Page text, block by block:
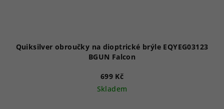
Quiksilver obroučky na dioptrické brýle EQYEG03123
BGUN Falcon
699 Kč
Skladem